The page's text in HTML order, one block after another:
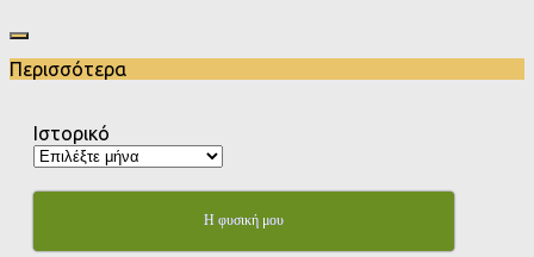
Περισσότερα
Ιστορικό
Η φυσική μου